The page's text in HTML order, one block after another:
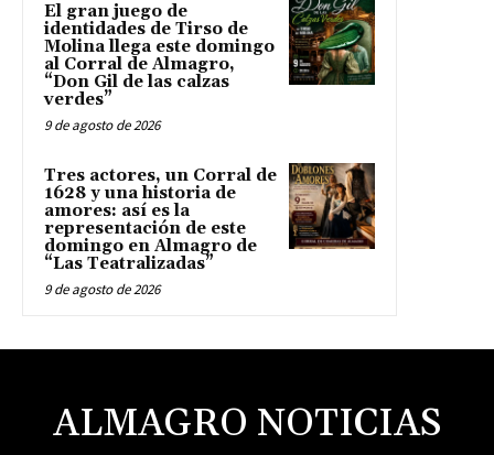
El gran juego de
identidades de Tirso de
Molina llega este domingo
al Corral de Almagro,
“Don Gil de las calzas
verdes”
9 de agosto de 2026
Tres actores, un Corral de
1628 y una historia de
amores: así es la
representación de este
domingo en Almagro de
“Las Teatralizadas”
9 de agosto de 2026
ALMAGRO NOTICIAS